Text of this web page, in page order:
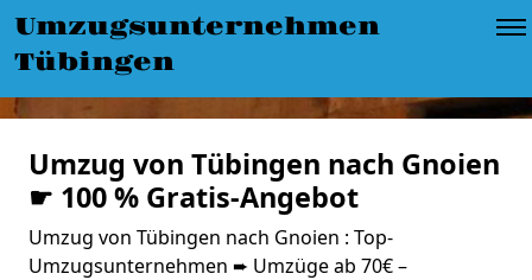
Umzugsunternehmen
Tübingen
Umzug von Tübingen nach Gnoien
☛ 100 % Gratis-Angebot
Umzug von Tübingen nach Gnoien : Top-
Umzugsunternehmen ➨ Umzüge ab 70€ –